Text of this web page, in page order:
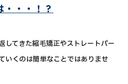
・・・！？
してきた縮毛矯正やストレートパー
いくのは簡単なことではありませ